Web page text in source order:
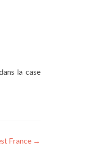
la case
France →